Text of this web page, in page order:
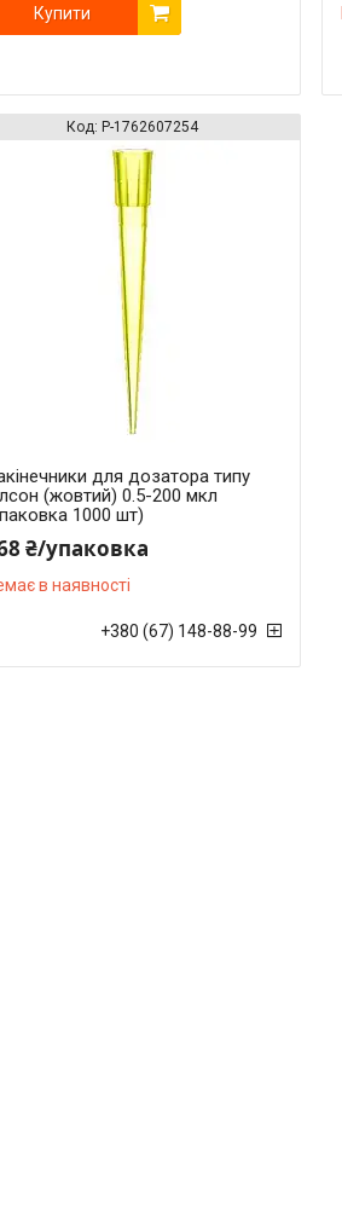
Купити
P-1762607254
для дозатора типу
(жовтий) 0.5-200 мкл
1000 шт)
₴/упаковка
в наявності
+380 (67) 148-88-99